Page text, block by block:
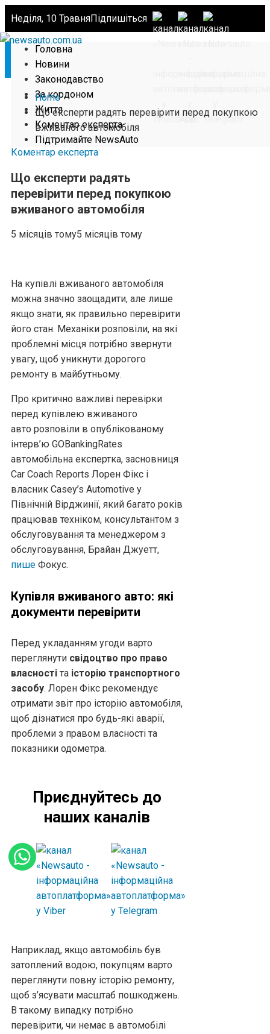
Неділя, 10 ТравняПідпишіться
Головна
Новини
Законодавство
За кордоном
Життя
Коментар експерта
Підтримайте NewsAuto
Home
Що експерти радять перевірити перед покупкою
вживаного автомобіля
Коментар експерта
Що експерти радять
перевірити перед покупкою
вживаного автомобіля
5 місяців тому5 місяців тому
На купівлі вживаного автомобіля
можна значно заощадити, але лише
якщо знати, як правильно перевірити
його стан. Механіки розповіли, на які
проблемні місця потрібно звернути
увагу, щоб уникнути дорогого
ремонту в майбутньому.
Про критично важливі перевірки
перед купівлею вживаного
авто розповіли в опублікованому
інтерв’ю GOBankingRates
автомобільна експертка, засновниця
Car Coach Reports Лорен Фікс і
власник Casey’s Automotive у
Північній Вірджинії, який багато років
працював техніком, консультантом з
обслуговування та менеджером з
обслуговування, Брайан Джуетт,
пише Фокус.
Купівля вживаного авто: які
документи перевірити
Перед укладанням угоди варто
переглянути свідоцтво про право
власності та історію транспортного
засобу. Лорен Фікс рекомендує
отримати звіт про історію автомобіля,
щоб дізнатися про будь-які аварії,
проблеми з правом власності та
показники одометра.
Приєднуйтесь до
наших каналів
Наприклад, якщо автомобіль був
затоплений водою, покупцям варто
переглянути повну історію ремонту,
щоб з’ясувати масштаб пошкоджень.
В такому випадку потрібно
перевірити, чи немає в автомобілі